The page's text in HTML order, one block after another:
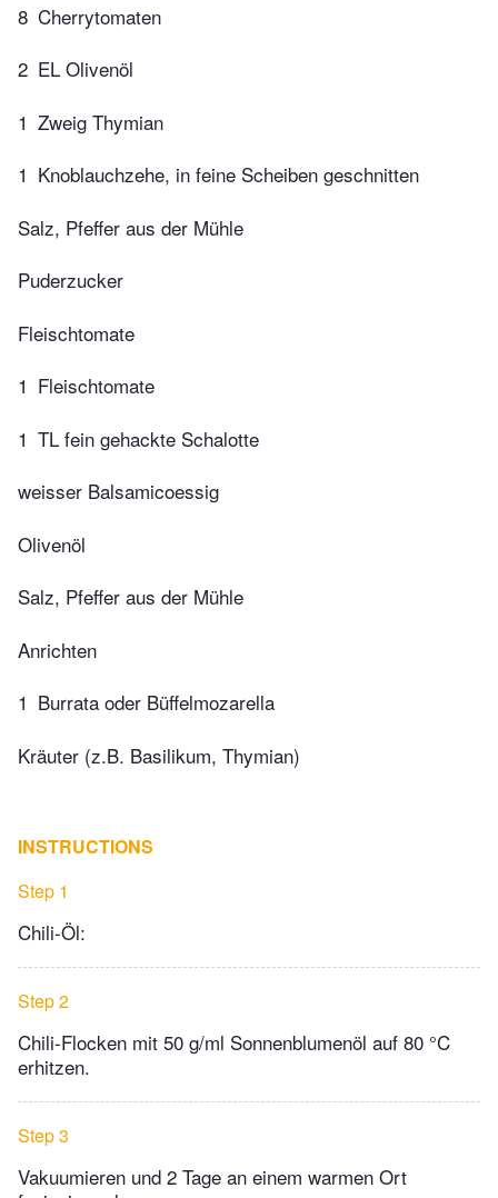
8 Cherrytomaten
2 EL Olivenöl
1 Zweig Thymian
1 Knoblauchzehe, in feine Scheiben geschnitten
Salz, Pfeffer aus der Mühle
Puderzucker
Fleischtomate
1 Fleischtomate
1 TL fein gehackte Schalotte
weisser Balsamicoessig
Olivenöl
Salz, Pfeffer aus der Mühle
Anrichten
1 Burrata oder Büffelmozarella
Kräuter (z.B. Basilikum, Thymian)
INSTRUCTIONS
Step 1
Chili-Öl:
Step 2
Chili-Flocken mit 50 g/ml Sonnenblumenöl auf 80 °C
erhitzen.
Step 3
Vakuumieren und 2 Tage an einem warmen Ort